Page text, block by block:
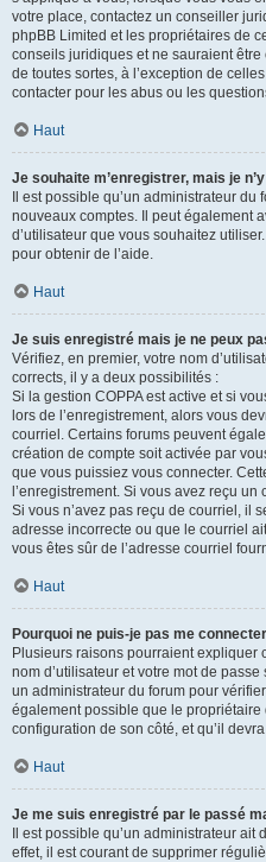
votre place, contactez un conseiller
phpBB Limited et les propriétaires de
conseils juridiques et ne sauraient
de toutes sortes, à l’exception de
contacter pour les abus ou les
Haut
Je souhaite m’enregistrer, mais je
Il est possible qu’un administrateur
nouveaux comptes. Il peut également
d’utilisateur que vous souhaitez
pour obtenir de l’aide.
Haut
Je suis enregistré mais je ne peux
Vérifiez, en premier, votre nom
corrects, il y a deux possibilités :
Si la gestion COPPA est active et si
lors de l’enregistrement, alors vous
courriel. Certains forums peuvent
création de compte soit activée par
que vous puissiez vous connecter.
l’enregistrement. Si vous avez reçu
Si vous n’avez pas reçu de courriel, il
adresse incorrecte ou que le courriel
vous êtes sûr de l’adresse courriel
Haut
Pourquoi ne puis-je pas me
Plusieurs raisons pourraient expliquer
nom d’utilisateur et votre mot de
un administrateur du forum pour
également possible que le propriétaire
configuration de son côté, et qu’il
Haut
Je me suis enregistré par le passé
Il est possible qu’un administrateur
effet, il est courant de supprimer